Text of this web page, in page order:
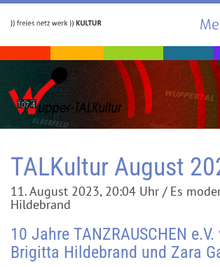
TALKultur August
11. August 2023, 20:04 Uhr / Es
Hildebrand
10 Jahre TANZRAUSCHEN
Brigitta Hildebrand und Zara